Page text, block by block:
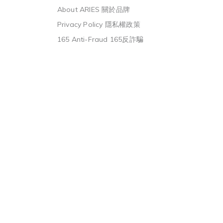
About ARIES 關於品牌
Privacy Policy 隱私權政策
165 Anti-Fraud 165反詐騙